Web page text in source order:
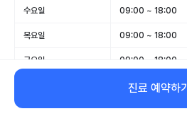
수요일 09:00 ~ 18:00
목요일 09:00 ~ 18:00
금요일 09:00 ~ 18:00
09:00 ~ 13:00
일요일 휴무
진료 예약하기